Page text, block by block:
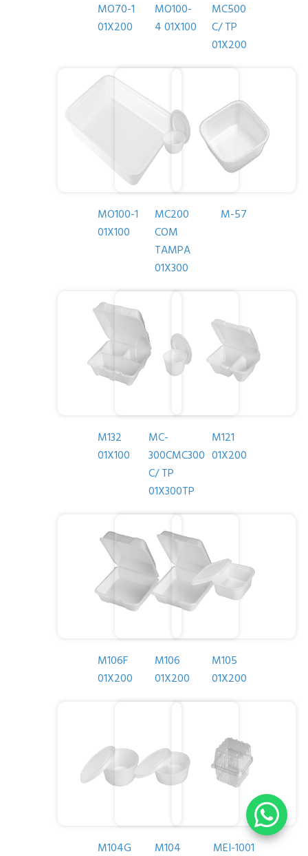
MO70-1
01X200
MO100-
4 01X100
MC500
C/ TP
01X200
MO100-1
01X100
MC200
COM
TAMPA
01X300
M-57
M132
01X100
MC-
300CMC300
C/ TP
01X300TP
M121
01X200
M106F
01X200
M106
01X200
M105
01X200
M104G M104 MEI-1001